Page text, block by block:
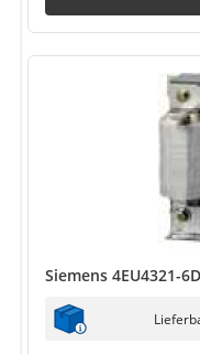
Siemens 4EU4321-